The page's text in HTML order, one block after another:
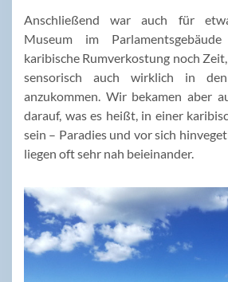
Anschließend war auch für
Museum im
karibische Rumverkostung noch
sensorisch auch wirklich in
anzukommen. Wir bekamen aber
darauf, was es heißt, in einer
sein – Paradies und vor sich
liegen oft sehr nah beieinander.